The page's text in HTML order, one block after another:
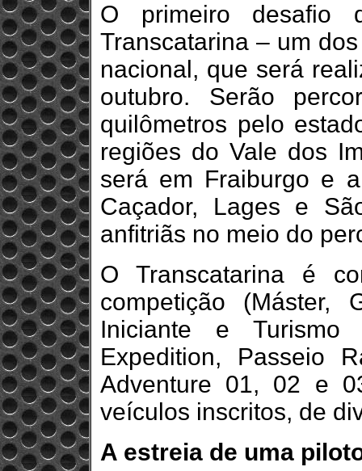
O primeiro desafio
Transcatarina – um
nacional, que será
outubro. Serão
quilômetros pelo
regiões do Vale dos
será em Fraiburgo e
Caçador, Lages e
anfitriãs no meio do
O Transcatarina é
competição (Máster,
Iniciante e
Expedition, Passeio
Adventure 01, 02 e
veículos inscritos, de
A estreia de uma